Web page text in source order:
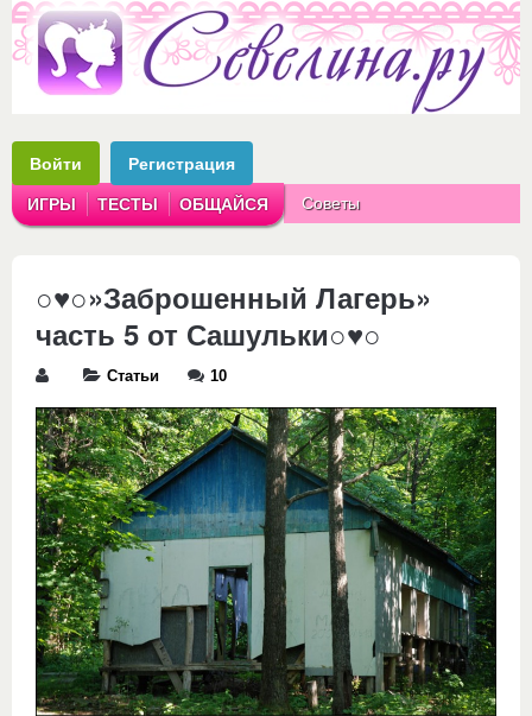
Войти Регистрация
ИГРЫ ТЕСТЫ ОБЩАЙСЯ Советы
○♥○»Заброшенный Лагерь»
часть 5 от Сашульки○♥○
Статьи 10